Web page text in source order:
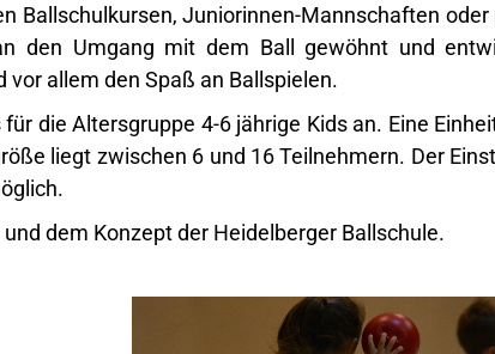
Ballschulkursen, Juniorinnen-Mannschaften oder
den Umgang mit dem Ball gewöhnt und
allem den Spaß an Ballspielen.
die Altersgruppe 4-6 jährige Kids an. Eine
liegt zwischen 6 und 16 Teilnehmern. Der
dem Konzept der Heidelberger Ballschule.